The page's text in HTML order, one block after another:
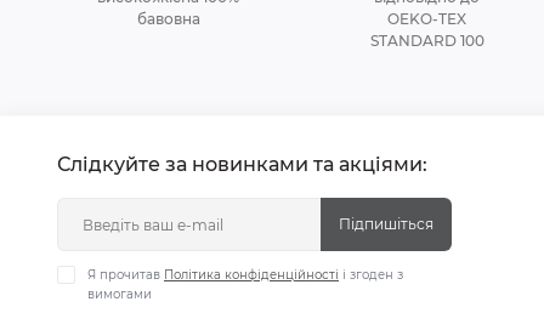
бавовна
OEKO-TEX
STANDARD 100
Слідкуйте за новинками та акціями:
Підпишіться
Я прочитав Політика конфіденційності і згоден з
вимогами